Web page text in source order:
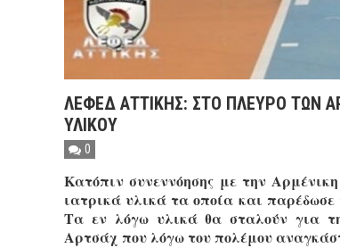
ΛΕΦΕΔ ΑΤΤΙΚHΣ: ΣΤΟ ΠΛΕΥΡO ΤΩΝ
ΥΛΙΚΟY
0
Κατόπιν συνεννόησης με την
ιατρικά υλικά τα οποία και
Τα εν λόγω υλικά θα σταλούν για
Αρτσάχ που λόγω του πολέμου